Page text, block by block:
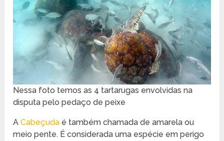
Nessa foto temos as 4 tartarugas envolvidas na
disputa pelo pedaço de peixe
ACabeçuda é também chamada de amarela ou
meio pente. É considerada uma espécie em perigo